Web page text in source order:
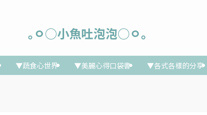
｡ㅇ○小魚吐泡泡○ㅇ｡
▼蔬食心世界 ▼美麗心得口袋書 ▼各式各樣的分享